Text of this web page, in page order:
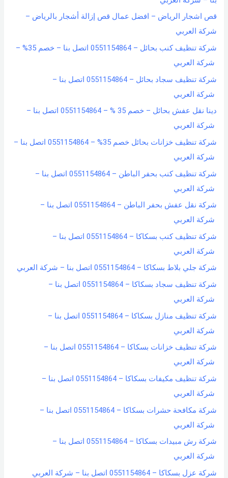
قص اشجار الرياض – افضل عمال قص إزالة أشجار بالرياض –
شركة العربي
شركة تنظيف كنب بحائل – 0551154864 اتصل بنا – خصم 35% –
شركة العربي
شركة تنظيف سجاد بحائل – 0551154864 اتصل بنا –
شركة العربي
دينا نقل عفش بحائل – خصم 35 % – 0551154864 اتصل بنا –
شركة العربي
شركة تنظيف خزانات بحائل خصم 35% – 0551154864 اتصل بنا –
شركة العربي
شركة تنظيف كنب بحفر الباطن – 0551154864 اتصل بنا –
شركة العربي
شركة نقل عفش بحفر الباطن – 0551154864 اتصل بنا –
شركة العربي
شركة تنظيف كنب بسكاكا – 0551154864 اتصل بنا –
شركة العربي
شركة جلي بلاط بسكاكا – 0551154864 اتصل بنا – شركة العربي
شركة تنظيف سجاد بسكاكا – 0551154864 اتصل بنا –
شركة العربي
شركة تنظيف منازل بسكاكا – 0551154864 اتصل بنا –
شركة العربي
شركة تنظيف خزانات بسكاكا – 0551154864 اتصل بنا –
شركة العربي
شركة تنظيف مكيفات بسكاكا – 0551154864 اتصل بنا –
شركة العربي
شركة مكافحة حشرات بسكاكا – 0551154864 اتصل بنا –
شركة العربي
شركة رش مبيدات بسكاكا – 0551154864 اتصل بنا –
شركة العربي
شركة عزل بسكاكا – 0551154864 اتصل بنا – شركة العربي